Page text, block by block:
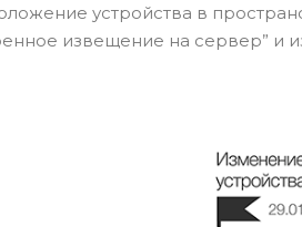
устройства в
извещение на сервер” и